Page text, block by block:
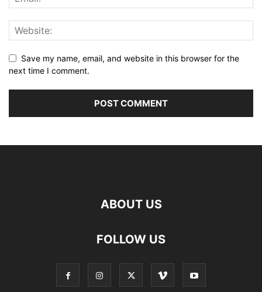
Save my name, email, and website in this browser for the
next time I comment.
ABOUT US
FOLLOW US